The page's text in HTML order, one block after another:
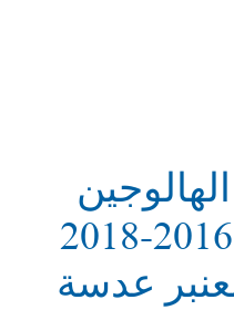
كشافات فقط ) 2016-2018
عدسة